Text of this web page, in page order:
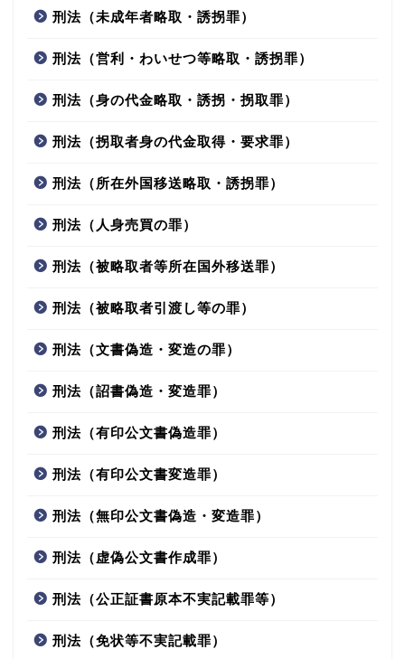
刑法（未成年者略取・誘拐罪）
刑法（営利・わいせつ等略取・誘拐罪）
刑法（身の代金略取・誘拐・拐取罪）
刑法（拐取者身の代金取得・要求罪）
刑法（所在外国移送略取・誘拐罪）
刑法（人身売買の罪）
刑法（被略取者等所在国外移送罪）
刑法（被略取者引渡し等の罪）
刑法（文書偽造・変造の罪）
刑法（詔書偽造・変造罪）
刑法（有印公文書偽造罪）
刑法（有印公文書変造罪）
刑法（無印公文書偽造・変造罪）
刑法（虚偽公文書作成罪）
刑法（公正証書原本不実記載罪等）
刑法（免状等不実記載罪）